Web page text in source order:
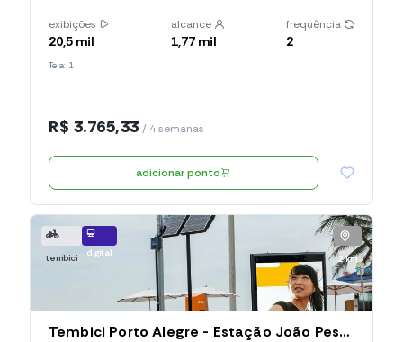
exibições
20,5 mil
alcance
1,77 mil
frequência
2
Tela: 1
R$ 3.765,33 / 4 semanas
adicionar ponto
tembici digital
2 km
Tembici Porto Alegre - Estação João Pessoa (Estação 027), Praça Piratini